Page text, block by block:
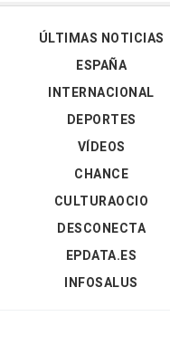
ÚLTIMAS NOTICIAS
ESPAÑA
INTERNACIONAL
DEPORTES
VÍDEOS
CHANCE
CULTURAOCIO
DESCONECTA
EPDATA.ES
INFOSALUS